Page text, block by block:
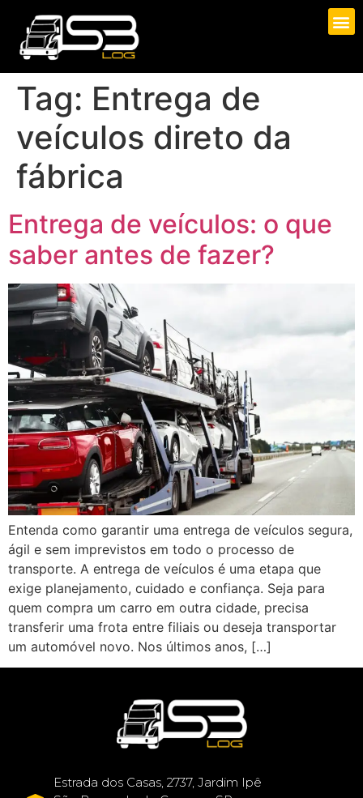
Tag: Entrega de
veículos direto da
fábrica
Entrega de veículos: o que
saber antes de fazer?
Entenda como garantir uma entrega de veículos segura,
ágil e sem imprevistos em todo o processo de
transporte. A entrega de veículos é uma etapa que
exige planejamento, cuidado e confiança. Seja para
quem compra um carro em outra cidade, precisa
transferir uma frota entre filiais ou deseja transportar
um automóvel novo. Nos últimos anos, […]
Estrada dos Casas, 2737, Jardim Ipê